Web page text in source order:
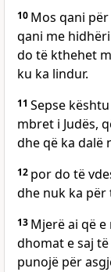
10 Mos qani
qani me
do të kthehet
ku ka lindur.
11 Sepse
mbret i Judës,
dhe që ka dalë
12 por do të
dhe nuk ka për
13 Mjerë ai që
dhomat e saj
punojë për